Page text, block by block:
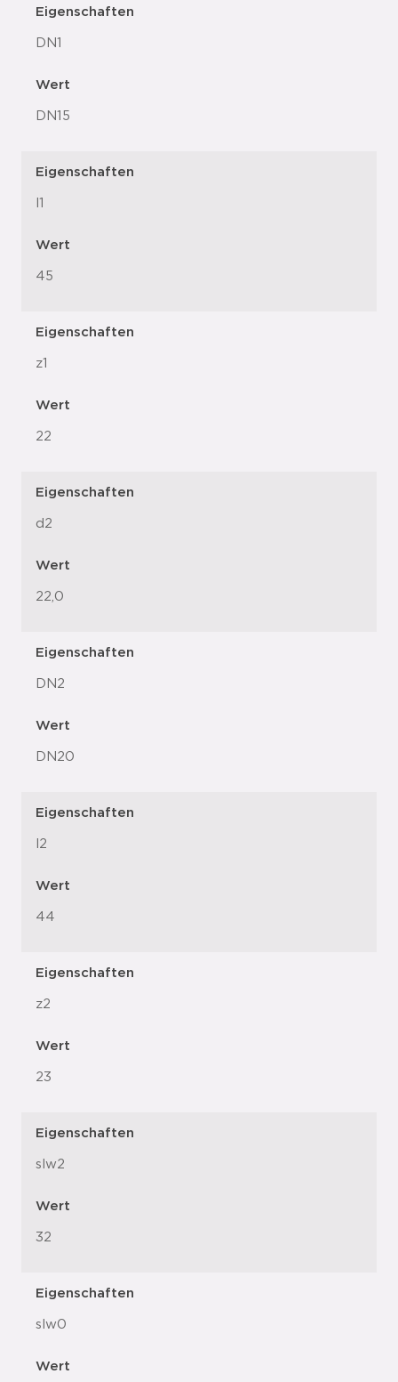
Eigenschaften
DN1
Wert
DN15
Eigenschaften
l1
Wert
45
Eigenschaften
z1
Wert
22
Eigenschaften
d2
Wert
22,0
Eigenschaften
DN2
Wert
DN20
Eigenschaften
l2
Wert
44
Eigenschaften
z2
Wert
23
Eigenschaften
slw2
Wert
32
Eigenschaften
slw0
Wert